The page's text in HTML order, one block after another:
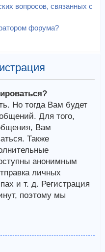
вопросов, связанных с
форума?
Но тогда Вам будет
Для того,
Вам
Также
анонимным
личных
и т. д. Регистрация
поэтому мы